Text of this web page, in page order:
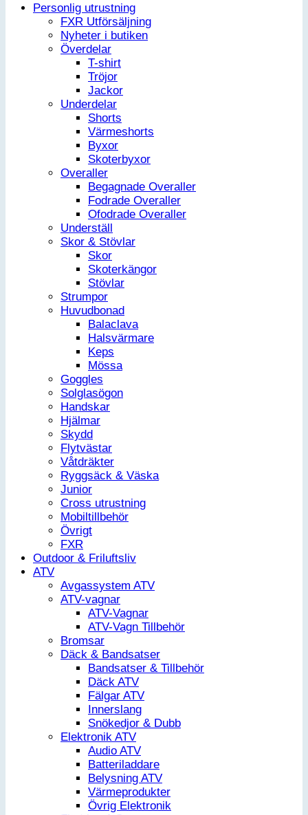
Personlig utrustning
FXR Utförsäljning
Nyheter i butiken
Överdelar
T-shirt
Tröjor
Jackor
Underdelar
Shorts
Värmeshorts
Byxor
Skoterbyxor
Overaller
Begagnade Overaller
Fodrade Overaller
Ofodrade Overaller
Underställ
Skor & Stövlar
Skor
Skoterkängor
Stövlar
Strumpor
Huvudbonad
Balaclava
Halsvärmare
Keps
Mössa
Goggles
Solglasögon
Handskar
Hjälmar
Skydd
Flytvästar
Våtdräkter
Ryggsäck & Väska
Junior
Cross utrustning
Mobiltillbehör
Övrigt
FXR
Outdoor & Friluftsliv
ATV
Avgassystem ATV
ATV-vagnar
ATV-Vagnar
ATV-Vagn Tillbehör
Bromsar
Däck & Bandsatser
Bandsatser & Tillbehör
Däck ATV
Fälgar ATV
Innerslang
Snökedjor & Dubb
Elektronik ATV
Audio ATV
Batteriladdare
Belysning ATV
Värmeprodukter
Övrig Elektronik